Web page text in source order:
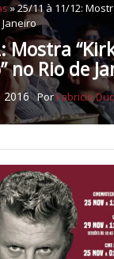
»25/11 à 11/12:
Mostra
no Rio de
2016 PorFabricio